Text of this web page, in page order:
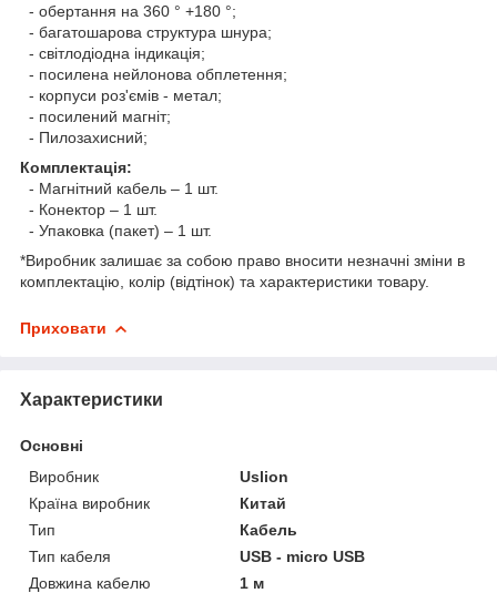
- обертання на 360 ° +180 °;
- багатошарова структура шнура;
- світлодіодна індикація;
- посилена нейлонова обплетення;
- корпуси роз'ємів - метал;
- посилений магніт;
- Пилозахисний;
Комплектація:
- Магнітний кабель – 1 шт.
- Конектор – 1 шт.
- Упаковка (пакет) – 1 шт.
*Виробник залишає за собою право вносити незначні зміни в
комплектацію, колір (відтінок) та характеристики товару.
Приховати
Характеристики
Основні
Виробник
Uslion
Країна виробник
Китай
Тип
Кабель
Тип кабеля
USB - micro USB
Довжина кабелю
1 м